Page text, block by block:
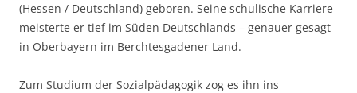
(Hessen / Deutschland) geboren. Seine schulische Karriere
meisterte er tief im Süden Deutschlands – genauer gesagt
in Oberbayern im Berchtesgadener Land.
Zum Studium der Sozialpädagogik zog es ihn ins